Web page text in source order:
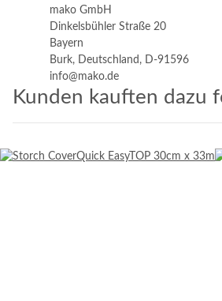
mako GmbH
Dinkelsbühler Straße 20
Bayern
Burk, Deutschland, D-91596
info@mako.de
Kunden kauften dazu